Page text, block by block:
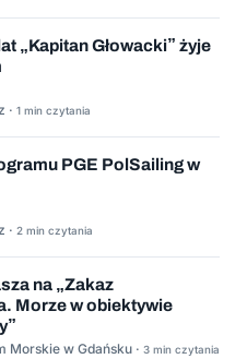
„Kapitan Głowacki” żyje
· 1 min czytania
PGE PolSailing w
· 2 min czytania
na „Zakaz
Morze w obiektywie
Morskie w Gdańsku · 3 min czytania